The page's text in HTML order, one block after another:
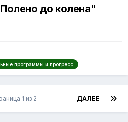
до колена"
программы и прогресс
ДАЛЕЕ
1 из 2